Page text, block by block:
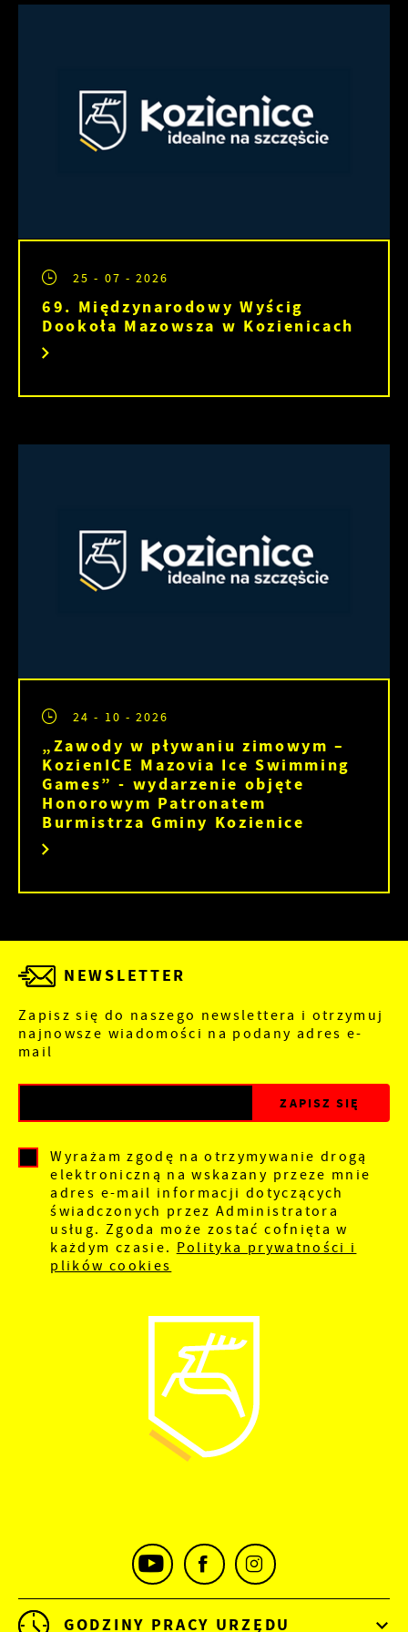
25 - 07 - 2026
69. Międzynarodowy Wyścig
Dookoła Mazowsza w Kozienicach
24 - 10 - 2026
„Zawody w pływaniu zimowym –
KozienICE Mazovia Ice Swimming
Games” - wydarzenie objęte
Honorowym Patronatem
Burmistrza Gminy Kozienice
NEWSLETTER
Zapisz się do naszego newslettera i otrzymuj
najnowsze wiadomości na podany adres e-
mail
Wyrażam zgodę na otrzymywanie drogą
elektroniczną na wskazany przeze mnie
adres e-mail informacji dotyczących
świadczonych przez Administratora
usług. Zgoda może zostać cofnięta w
każdym czasie. Polityka prywatności i
plików cookies
GODZINY PRACY URZĘDU